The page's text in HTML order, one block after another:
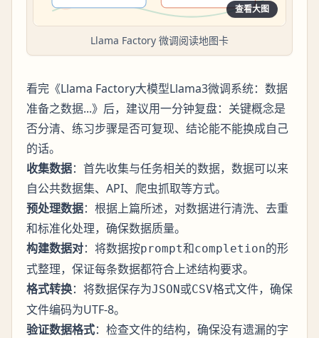
查看大图
Llama Factory 微调阅读地图卡
看完《Llama Factory大模型Llama3微调系统：数据
准备之数据...》后，建议用一分钟复盘：关键概念是
否分清、练习步骤是否可复现、结论能不能换成自己
的话。
收集数据：首先收集与任务相关的数据，数据可以来
自公共数据集、API、爬虫抓取等方式。
预处理数据：根据上篇所述，对数据进行清洗、去重
和标准化处理，确保数据质量。
构建数据对：将数据按prompt和completion的形
式整理，保证每条数据都符合上述结构要求。
格式转换：将数据保存为JSON或CSV格式文件，确保
文件编码为UTF-8。
验证数据格式：检查文件的结构，确保没有遗漏的字